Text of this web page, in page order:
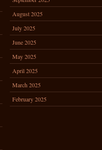
August 2025
July 2025
June 2025
May 2025
April 2025
March 2025
February 2025